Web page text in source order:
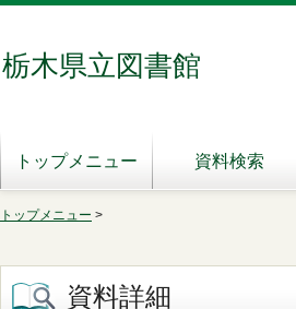
栃木県立図書館
トップメニュー 資料検索
トップメニュー >
資料詳細